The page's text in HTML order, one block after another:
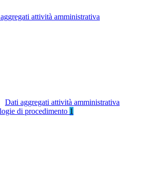
attività amministrativa
Dati aggregati attività amministrativa
di procedimento 1